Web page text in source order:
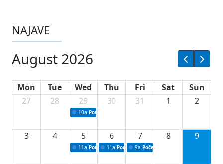
NAJAVE
August 2026
Mon Tue Wed Thu Fri Sat
Sun
27
28 29
10a Potpisivanje ugovora sa neprofitnim
30 31 1 2
3 4 5
11a Potpisivanje ugovora o stipendijama za
6
11a Podrška razvoju vodne infrastrukture u
7
9a Početak izgradnje nove
8 9